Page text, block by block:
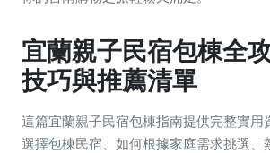
宜蘭親子民宿包棟全
技巧與推薦清單
這篇宜蘭親子民宿包棟指南提供完整實用
選擇包棟民宿、如何根據家庭需求挑選、